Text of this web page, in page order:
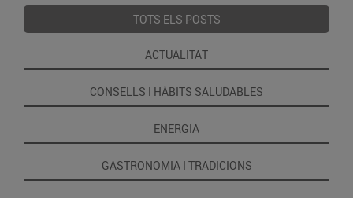
TOTS ELS POSTS
ACTUALITAT
CONSELLS I HÀBITS SALUDABLES
ENERGIA
GASTRONOMIA I TRADICIONS